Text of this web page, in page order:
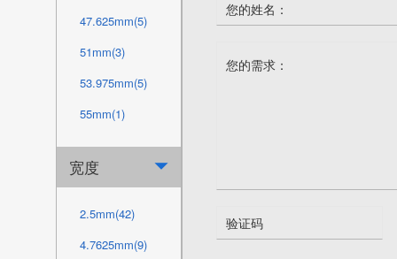
60mm(15)
63.5mm(10)
69.85mm(1)
70mm(15)
76.2mm(10)
47.625mm(5)
51mm(3)
53.975mm(5)
55mm(1)
60mm(1)
63.5mm(5)
65mm(4)
66mm(8)
宽度 
2.5mm(42)
4.7625mm(9)